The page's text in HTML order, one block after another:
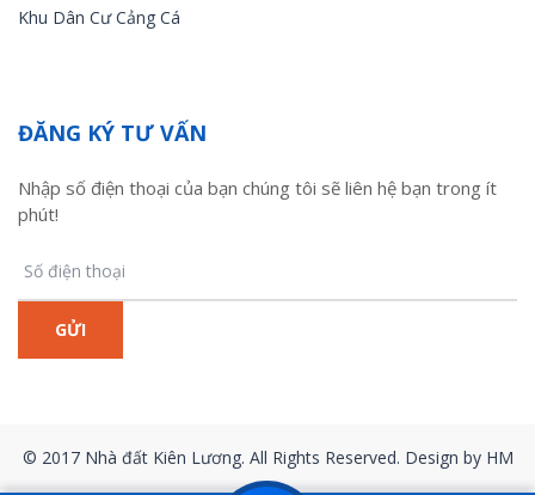
Khu Dân Cư Cảng Cá
ĐĂNG KÝ TƯ VẤN
Nhập số điện thoại của bạn chúng tôi sẽ liên hệ bạn trong ít
phút!
© 2017 Nhà đất Kiên Lương. All Rights Reserved. Design by HM